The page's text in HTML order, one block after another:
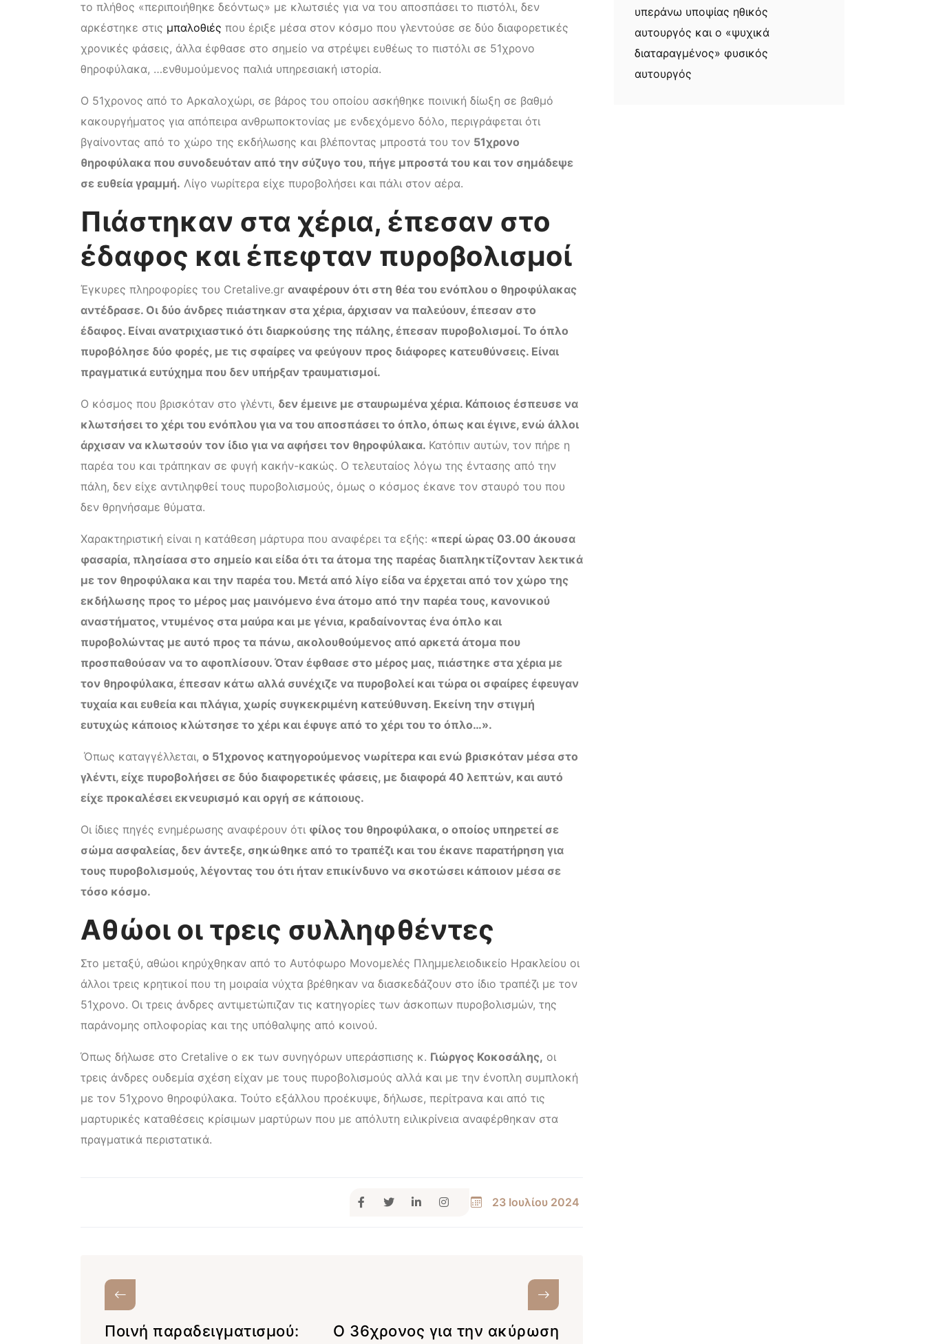
το πλήθος «περιποιήθηκε δεόντως» με κλωτσιές για να του αποσπάσει το πιστόλι, δεν
αρκέστηκε στις μπαλοθιές που έριξε μέσα στον κόσμο που γλεντούσε σε δύο διαφορετικές
χρονικές φάσεις, άλλα έφθασε στο σημείο να στρέψει ευθέως το πιστόλι σε 51χρονο
θηροφύλακα, …ενθυμούμενος παλιά υπηρεσιακή ιστορία.
Ο 51χρονος από το Αρκαλοχώρι, σε βάρος του οποίου ασκήθηκε ποινική δίωξη σε βαθμό
κακουργήματος για απόπειρα ανθρωποκτονίας με ενδεχόμενο δόλο, περιγράφεται ότι
βγαίνοντας από το χώρο της εκδήλωσης και βλέποντας μπροστά του τον 51χρονο
θηροφύλακα που συνοδευόταν από την σύζυγο του, πήγε μπροστά του και τον σημάδεψε
σε ευθεία γραμμή. Λίγο νωρίτερα είχε πυροβολήσει και πάλι στον αέρα.
Πιάστηκαν στα χέρια, έπεσαν στο
έδαφος και έπεφταν πυροβολισμοί
Έγκυρες πληροφορίες του Cretalive.gr αναφέρουν ότι στη θέα του ενόπλου ο θηροφύλακας
αντέδρασε. Οι δύο άνδρες πιάστηκαν στα χέρια, άρχισαν να παλεύουν, έπεσαν στο
έδαφος. Είναι ανατριχιαστικό ότι διαρκούσης της πάλης, έπεσαν πυροβολισμοί. Το όπλο
πυροβόλησε δύο φορές, με τις σφαίρες να φεύγουν προς διάφορες κατευθύνσεις. Είναι
πραγματικά ευτύχημα που δεν υπήρξαν τραυματισμοί.
Ο κόσμος που βρισκόταν στο γλέντι, δεν έμεινε με σταυρωμένα χέρια. Κάποιος έσπευσε να
κλωτσήσει το χέρι του ενόπλου για να του αποσπάσει το όπλο, όπως και έγινε, ενώ άλλοι
άρχισαν να κλωτσούν τον ίδιο για να αφήσει τον θηροφύλακα. Κατόπιν αυτών, τον πήρε η
παρέα του και τράπηκαν σε φυγή κακήν-κακώς. Ο τελευταίος λόγω της έντασης από την
πάλη, δεν είχε αντιληφθεί τους πυροβολισμούς, όμως ο κόσμος έκανε τον σταυρό του που
δεν θρηνήσαμε θύματα.
Χαρακτηριστική είναι η κατάθεση μάρτυρα που αναφέρει τα εξής: «περί ώρας 03.00 άκουσα
φασαρία, πλησίασα στο σημείο και είδα ότι τα άτομα της παρέας διαπληκτίζονταν λεκτικά
με τον θηροφύλακα και την παρέα του. Μετά από λίγο είδα να έρχεται από τον χώρο της
εκδήλωσης προς το μέρος μας μαινόμενο ένα άτομο από την παρέα τους, κανονικού
αναστήματος, ντυμένος στα μαύρα και με γένια, κραδαίνοντας ένα όπλο και
πυροβολώντας με αυτό προς τα πάνω, ακολουθούμενος από αρκετά άτομα που
προσπαθούσαν να το αφοπλίσουν. Όταν έφθασε στο μέρος μας, πιάστηκε στα χέρια με
τον θηροφύλακα, έπεσαν κάτω αλλά συνέχιζε να πυροβολεί και τώρα οι σφαίρες έφευγαν
τυχαία και ευθεία και πλάγια, χωρίς συγκεκριμένη κατεύθυνση. Εκείνη την στιγμή
ευτυχώς κάποιος κλώτσησε το χέρι και έφυγε από το χέρι του το όπλο…».
Όπως καταγγέλλεται, ο 51χρονος κατηγορούμενος νωρίτερα και ενώ βρισκόταν μέσα στο
γλέντι, είχε πυροβολήσει σε δύο διαφορετικές φάσεις, με διαφορά 40 λεπτών, και αυτό
είχε προκαλέσει εκνευρισμό και οργή σε κάποιους.
Οι ίδιες πηγές ενημέρωσης αναφέρουν ότι φίλος του θηροφύλακα, ο οποίος υπηρετεί σε
σώμα ασφαλείας, δεν άντεξε, σηκώθηκε από το τραπέζι και του έκανε παρατήρηση για
τους πυροβολισμούς, λέγοντας του ότι ήταν επικίνδυνο να σκοτώσει κάποιον μέσα σε
τόσο κόσμο.
Αθώοι οι τρεις συλληφθέντες
Στο μεταξύ, αθώοι κηρύχθηκαν από το Αυτόφωρο Μονομελές Πλημμελειοδικείο Ηρακλείου οι
άλλοι τρεις κρητικοί που τη μοιραία νύχτα βρέθηκαν να διασκεδάζουν στο ίδιο τραπέζι με τον
51χρονο. Οι τρεις άνδρες αντιμετώπιζαν τις κατηγορίες των άσκοπων πυροβολισμών, της
παράνομης οπλοφορίας και της υπόθαλψης από κοινού.
Όπως δήλωσε στο Cretalive ο εκ των συνηγόρων υπεράσπισης κ. Γιώργος Κοκοσάλης, οι
τρεις άνδρες ουδεμία σχέση είχαν με τους πυροβολισμούς αλλά και με την ένοπλη συμπλοκή
με τον 51χρονο θηροφύλακα. Τούτο εξάλλου προέκυψε, δήλωσε, περίτρανα και από τις
μαρτυρικές καταθέσεις κρίσιμων μαρτύρων που με απόλυτη ειλικρίνεια αναφέρθηκαν στα
πραγματικά περιστατικά.
23 Ιουλίου 2024
Ποινή παραδειγματισμού:
Ο 36χρονος για την ακύρωση
υπεράνω υποψίας ηθικός
αυτουργός και ο «ψυχικά
διαταραγμένος» φυσικός
αυτουργός